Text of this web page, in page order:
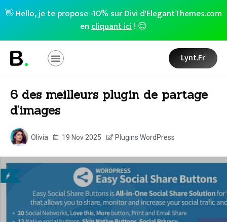
👋 Hello, je te propose -10% sur Divi d'ElegantThemes.com
encliquant ici! 😊
Lynt.fr
6 des meilleurs plugin de partage
d’images
Olivia 19 Nov 2025 Plugins WordPress